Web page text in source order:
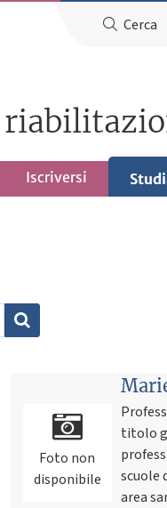
Cerca
Iscriversi
Foto non
disponibile
titolo
scuole
area